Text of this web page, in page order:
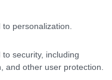
personalization.
security, including
and other user protection.
onde ativos
3000, um índice
sinalizando